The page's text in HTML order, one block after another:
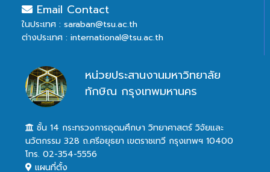
Email Contact
ในประเทศ : saraban@tsu.ac.th
ต่างประเทศ : international@tsu.ac.th
หน่วยประสานงานมหาวิทยาลัย
ทักษิณ กรุงเทพมหานคร
ชั้น 14 กระทรวงการอุดมศึกษา วิทยาศาสตร์ วิจัยและ
นวัตกรรม 328 ถ.ศรีอยุธยา เขตราชเทวี กรุงเทพฯ 10400
โทร. 02-354-5556
แผนที่ตั้ง